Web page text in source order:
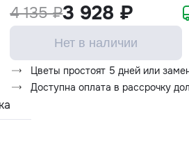
4 135 ₽3 928 ₽
Нет в наличии
Цветы простоят 5 дней или
Доступна оплата в рассрочку